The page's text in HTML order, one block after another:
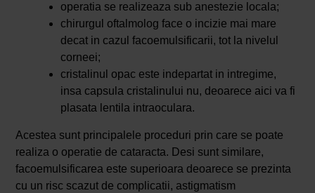
operatia se realizeaza sub anestezie locala;
chirurgul oftalmolog face o incizie mai mare
decat in cazul facoemulsificarii, tot la nivelul
corneei;
cristalinul opac este indepartat in intregime,
insa capsula cristalinului nu, deoarece aici va fi
plasata lentila intraoculara.
Acestea sunt principalele proceduri prin care se poate
realiza o operatie de cataracta. Desi sunt similare,
facoemulsificarea este superioara deoarece se prezinta
cu un risc scazut de complicatii, astigmatism